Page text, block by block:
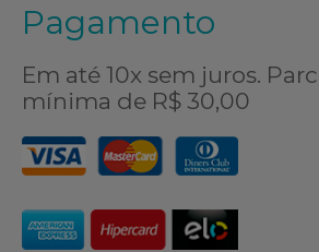
Pagamento
Em até 10x sem juros.
mínima de R$ 30,00